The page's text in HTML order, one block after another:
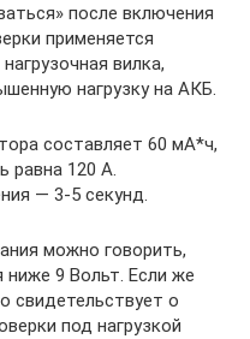
после включения
применяется
вилка,
нагрузку на АКБ.
составляет 60 мА*ч,
равна 120 А.
— 3-5 секунд.
можно говорить,
ниже 9 Вольт. Если же
свидетельствует о
под нагрузкой